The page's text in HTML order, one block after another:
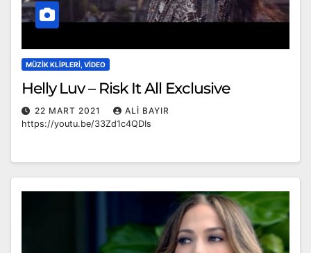
MÜZIK KLIPLERI, VIDEO
Helly Luv – Risk It All Exclusive
22 MART 2021
ALI BAYIR
https://youtu.be/33Zd1c4QDIs